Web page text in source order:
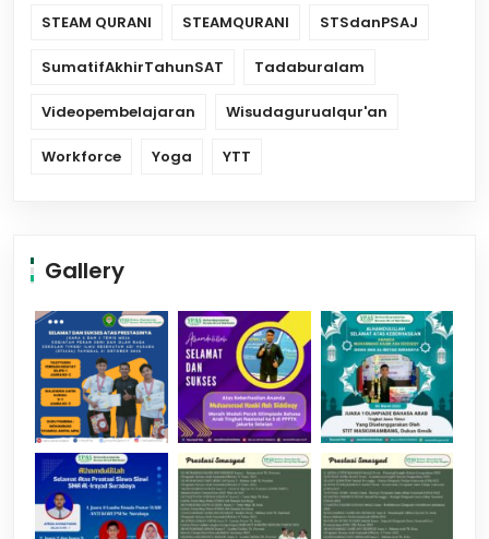
STEAM QURANI STEAMQURANI STSdanPSAJ
SumatifAkhirTahunSAT Tadaburalam
Videopembelajaran Wisudagurualqur'an
Workforce Yoga YTT
Gallery